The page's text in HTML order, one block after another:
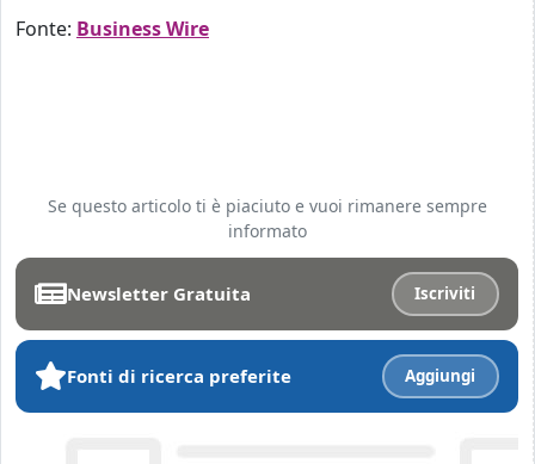
Fonte: Business Wire
Se questo articolo ti è piaciuto e vuoi rimanere sempre
informato
Newsletter Gratuita Iscriviti
Fonti di ricerca preferite Aggiungi